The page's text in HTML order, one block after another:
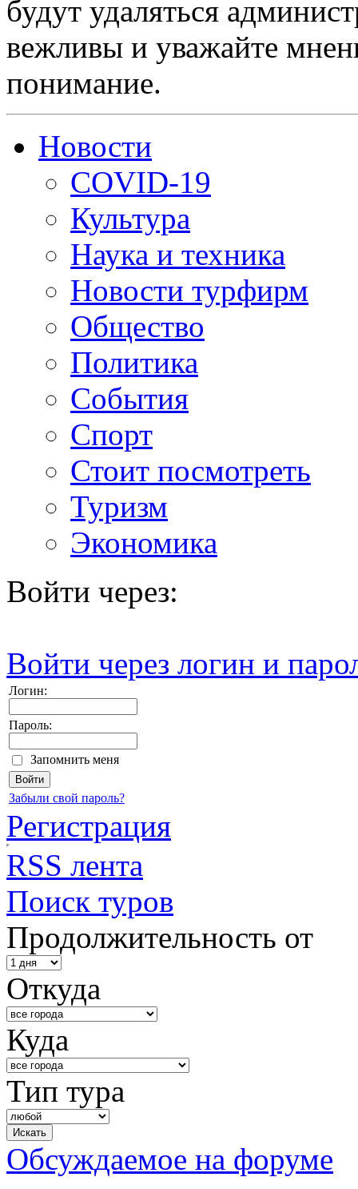
будут удаляться
вежливы и уважайте
понимание.
Новости
COVID-19
Культура
Наука и техника
Новости турфирм
Общество
Политика
События
Спорт
Стоит посмотреть
Туризм
Экономика
Войти через:
Войти через логин и
Логин:
Пароль:
Запомнить меня
Забыли свой пароль?
Регистрация
RSS лента
Поиск туров
Продолжительность от
Откуда
Куда
Тип тура
Обсуждаемое на форуме